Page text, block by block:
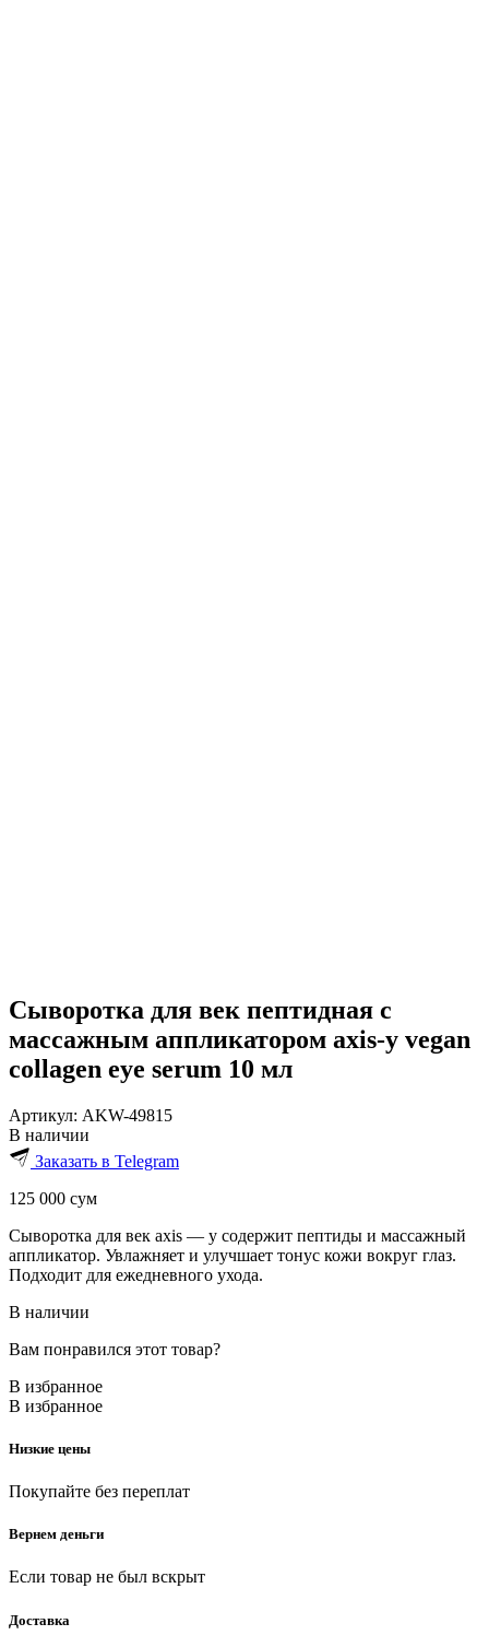
Сыворотка для век пептидная с
массажным аппликатором axis-y vegan
collagen eye serum 10 мл
Артикул: AKW-49815
В наличии
Заказать в Telegram
125 000 сум
Сыворотка для век axis — y содержит пептиды и массажный
аппликатор. Увлажняет и улучшает тонус кожи вокруг глаз.
Подходит для ежедневного ухода.
В наличии
Вам понравился этот товар?
В избранное
В избранное
Низкие цены
Покупайте без переплат
Вернем деньги
Если товар не был вскрыт
Доставка